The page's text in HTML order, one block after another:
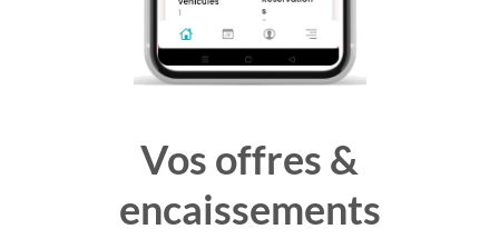
Vos offres &
encaissements